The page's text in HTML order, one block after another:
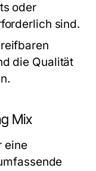
oder
sind.
die Qualität
Mix
eine